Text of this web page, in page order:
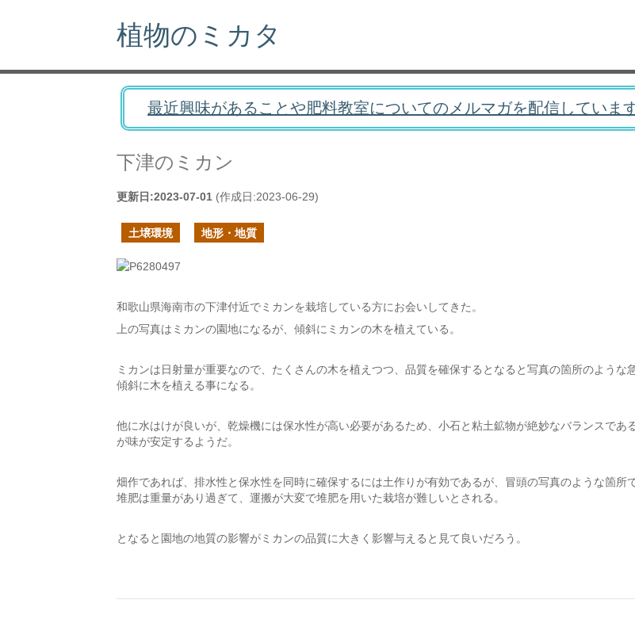
植物のミカタ
最近興味があることや肥料教室についてのメルマガを配信していま
下津のミカン
更新日:2023-07-01 (作成日:2023-06-29)
土壌環境 地形・地質
和歌山県海南市の下津付近でミカンを栽培している方にお会いしてきた。
上の写真はミカンの園地になるが、傾斜にミカンの木を植えている。
ミカンは日射量が重要なので、たくさんの木を植えつつ、品質を確保するとなると写真の箇所のような
傾斜に木を植える事になる。
他に水はけが良いが、乾燥機には保水性が高い必要があるため、小石と粘土鉱物が絶妙なバランスであ
が味が安定するようだ。
畑作であれば、排水性と保水性を同時に確保するには土作りが有効であるが、冒頭の写真のような箇所
堆肥は重量があり過ぎて、運搬が大変で堆肥を用いた栽培が難しいとされる。
となると園地の地質の影響がミカンの品質に大きく影響与えると見て良いだろう。